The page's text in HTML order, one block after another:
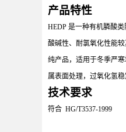
产品特性
HEDP 是一种有机膦酸
酸碱性、耐氯氧化性能
纯产品，适用于冬季严
属表面处理，过氧化氢
技术要求
符合 HG/T3537-1999